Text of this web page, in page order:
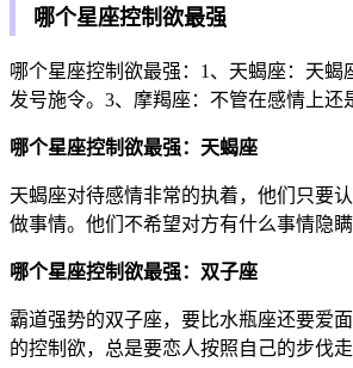
哪个星座控制欲最强
哪个星座控制欲最强：1、天蝎座：天
发号施令。3、摩羯座：不管在感情上还
哪个星座控制欲最强：天蝎座
天蝎座对待感情非常的执着，他们只要
做事情。他们不希望对方有什么事情隐
哪个星座控制欲最强：双子座
霸道强势的双子座，要比水瓶座还要爱
的控制欲，总是要恋人按照自己的步伐